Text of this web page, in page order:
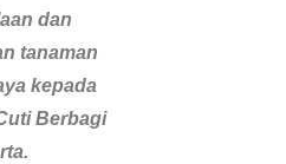
dan
tanaman
kepada
Berbagi